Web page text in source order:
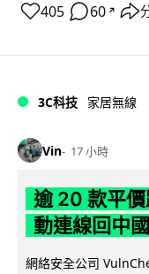
405 60 ↗
3C科技 家居無線
Vin 17 小時
逾 20 款平
動連線回中
網絡安全公司